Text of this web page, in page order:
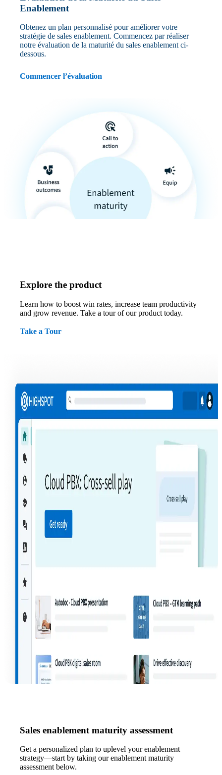
Enablement
Obtenez un plan personnalisé pour améliorer votre
stratégie de sales enablement. Commencez par réaliser
notre évaluation de la maturité du sales enablement ci-
dessous.
Commencer l’évaluation
Explore the product
Learn how to boost win rates, increase team productivity
and grow revenue. Take a tour of our product today.
Take a Tour
Sales enablement maturity assessment
Get a personalized plan to uplevel your enablement
strategy—start by taking our enablement maturity
assessment below.